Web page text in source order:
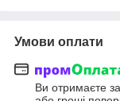
Умови оплати
Ви отримаєте